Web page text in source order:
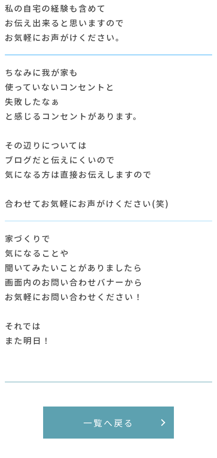
私の自宅の経験も含めて
お伝え出来ると思いますので
お気軽にお声がけください。
ちなみに我が家も
使っていないコンセントと
失敗したなぁ
と感じるコンセントがあります。
その辺りについては
ブログだと伝えにくいので
気になる方は直接お伝えしますので
合わせてお気軽にお声がけください(笑)
家づくりで
気になることや
聞いてみたいことがありましたら
画面内のお問い合わせバナーから
お気軽にお問い合わせください！
それでは
また明日！
一覧へ戻る